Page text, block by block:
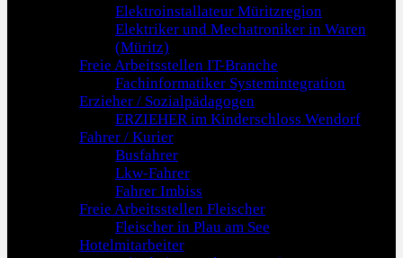
Elektroinstallateur Müritzregion
Elektriker und Mechatroniker in Waren
(Müritz)
Freie Arbeitsstellen IT-Branche
Fachinformatiker Systemintegration
Erzieher / Sozialpädagogen
ERZIEHER im Kinderschloss Wendorf
Fahrer / Kurier
Busfahrer
Lkw-Fahrer
Fahrer Imbiss
Freie Arbeitsstellen Fleischer
Fleischer in Plau am See
Hotelmitarbeiter